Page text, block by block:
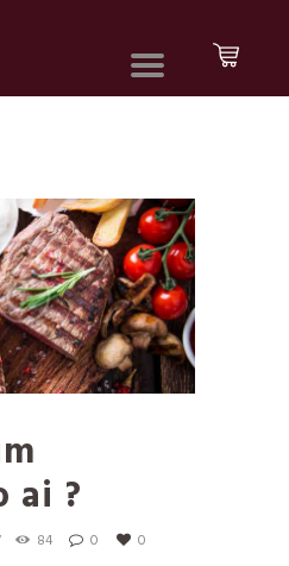
ai ?
84 0 0